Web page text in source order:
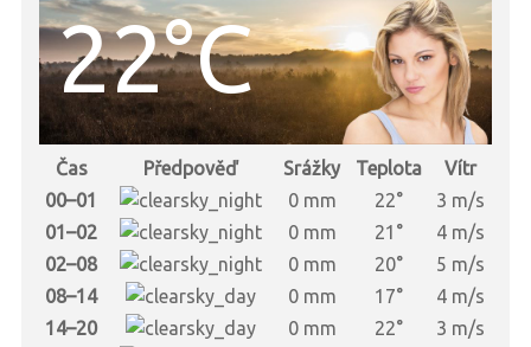
22°C
Čas Předpověď Srážky Teplota
Vítr
00–01
0 mm 22°
3 m/s
01–02
0 mm 21°
4 m/s
02–08
0 mm 20°
5 m/s
08–14
0 mm 17°
4 m/s
14–20
0 mm 22°
3 m/s